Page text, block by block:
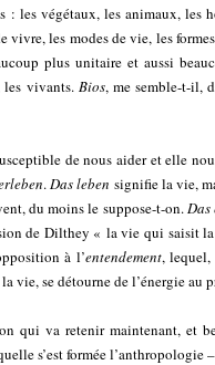
les végétaux, les animaux, les
vivre, les modes de vie, les
plus unitaire et aussi
vivants. Bios, me semble-t-il,
de nous aider et elle
.Das leben signifie la vie,
du moins le suppose-t-on.Das
de Dilthey « la vie qui saisit
à l’entendement, lequel,
la vie, se détourne de l’énergie au
qui va retenir maintenant, et
s’est formée